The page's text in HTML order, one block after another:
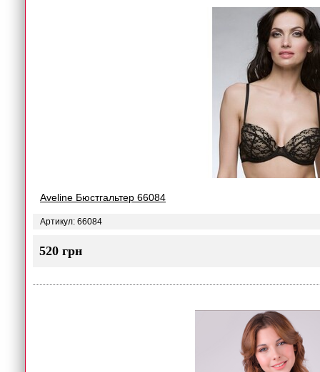
Aveline Бюстгальтер 66084
Артикул: 66084
520 грн